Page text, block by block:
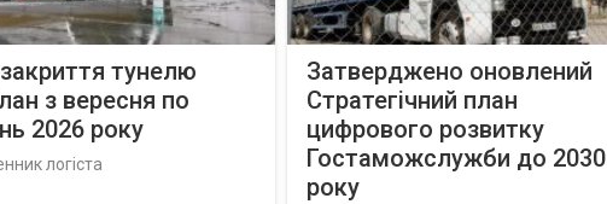
тунелю
з вересня по
2026 року
логіста
Затверджено оновлений
Стратегічний план
цифрового розвитку
Гостаможслужби до 2030
року